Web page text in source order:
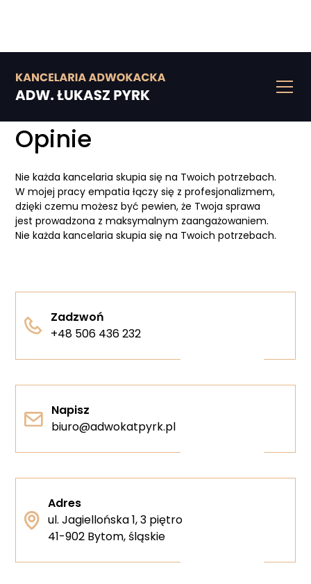
Kontakt
Opinie
Nie każda kancelaria skupia się na Twoich potrzebach.
W mojej pracy empatia łączy się z profesjonalizmem,
dzięki czemu możesz być pewien, że Twoja sprawa
jest prowadzona z maksymalnym zaangażowaniem.
Nie każda kancelaria skupia się na Twoich potrzebach.
Zadzwoń
+48 506 436 232
Napisz
biuro@adwokatpyrk.pl
Adres
ul. Jagiellońska 1, 3 piętro
41-902 Bytom, śląskie